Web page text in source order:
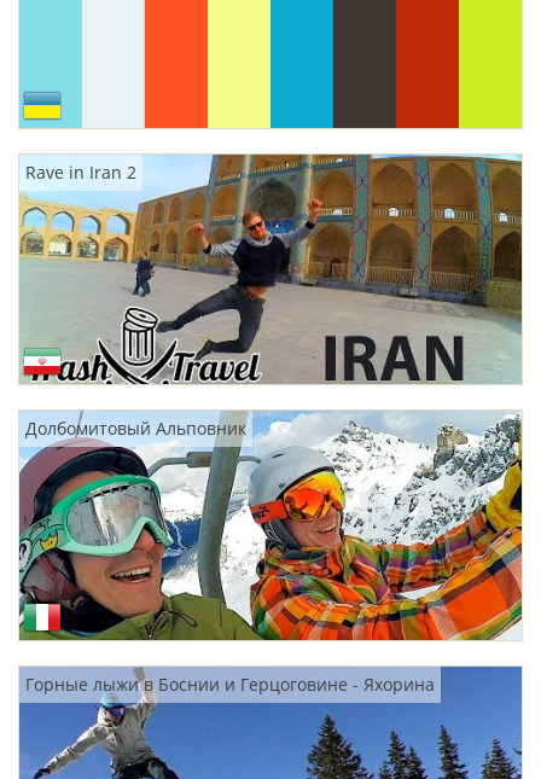
Rave in Iran 2
Долбомитовый Альповник
Горные лыжи в Боснии и Герцоговине - Яхорина